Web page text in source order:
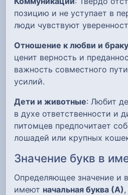
позицию и не уступает в
люди чувствуют
Отношение к любви и браку
ценит верность и
важность совместного
усилий.
Дети и животные: Любит
в духе ответственности и
питомцев предпочитает
лошадей или крупных
Значение букв в
Определяющее значение и
имеют начальная буква (А),